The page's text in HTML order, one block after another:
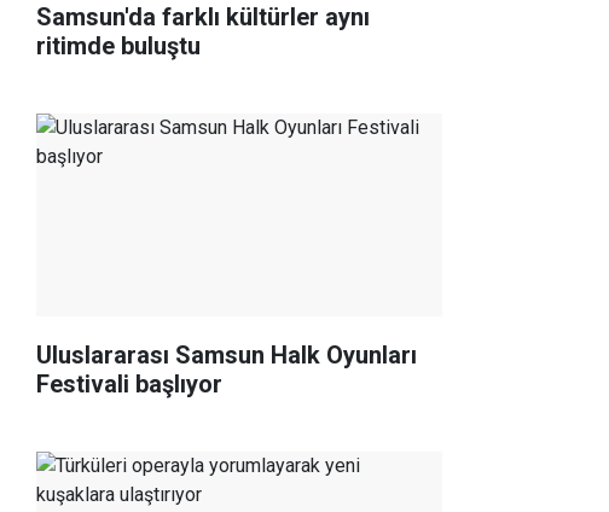
Samsun'da farklı kültürler aynı
ritimde buluştu
Uluslararası Samsun Halk Oyunları
Festivali başlıyor